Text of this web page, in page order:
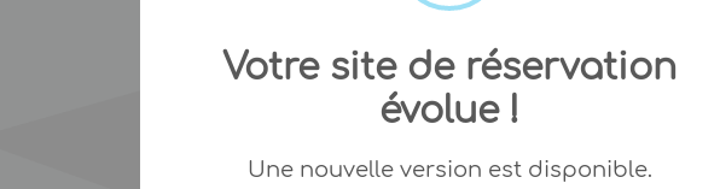
Votre site de réservation
évolue !
Une nouvelle version est disponible.